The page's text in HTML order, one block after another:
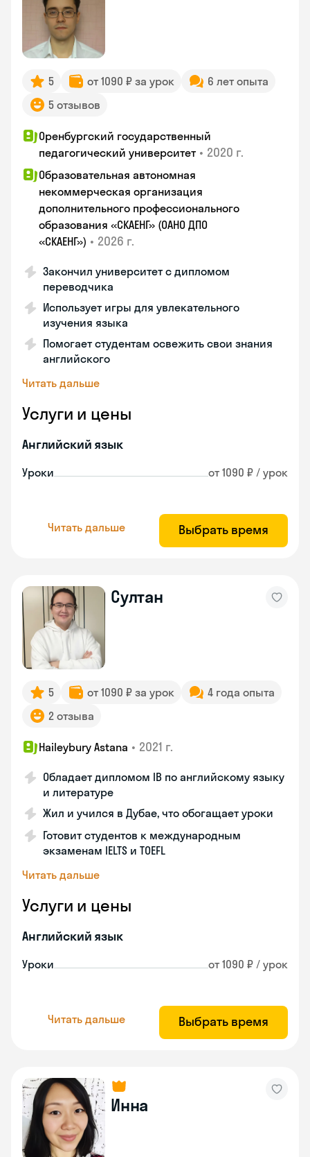
5 от 1090 ₽ за урок
6 лет опыта
5 отзывов
Оренбургский государственный
педагогический университет • 2020 г.
Образовательная автономная
некоммерческая организация
дополнительного профессионального
образования «СКАЕНГ» (ОАНО ДПО
«СКАЕНГ») • 2026 г.
Закончил университет с дипломом
переводчика
Использует игры для увлекательного
изучения языка
Помогает студентам освежить свои знания
английского
Читать дальше
Услуги и цены
Английский язык
Уроки от 1090 ₽ / урок
Читать дальше Выбрать время
Султан
5 от 1090 ₽ за урок
4 года опыта
2 отзыва
Haileybury Astana • 2021 г.
Обладает дипломом IB по английскому языку
и литературе
Жил и учился в Дубае, что обогащает уроки
Готовит студентов к международным
экзаменам IELTS и TOEFL
Читать дальше
Услуги и цены
Английский язык
Уроки от 1090 ₽ / урок
Читать дальше Выбрать время
Инна